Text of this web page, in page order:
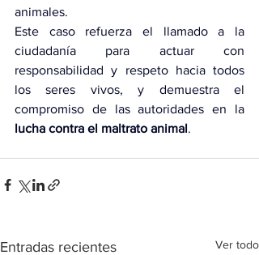
animales.
Este caso refuerza el llamado a la
ciudadanía para actuar con
responsabilidad y respeto hacia todos
los seres vivos, y demuestra el
lucha contra el maltrato animal.
Entradas recientes Ver todo